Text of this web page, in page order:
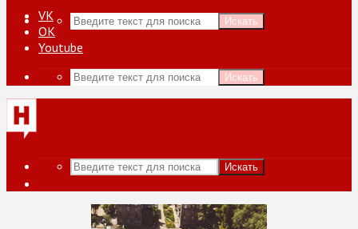
Искать
VK
ОК
Youtube
Искать
Искать